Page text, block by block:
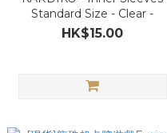
Standard Size - Clear -
HK$15.00